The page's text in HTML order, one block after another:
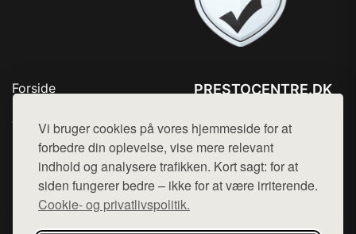
Vi bruger cookies på vores hjemmeside for at
forbedre din oplevelse, vise mere relevant
indhold og analysere trafikken. Kort sagt: for at
siden fungerer bedre – ikke for at være irriterende.
Cookie- og privatlivspolitik.
Forside
Top Rabatter
Kontakt
PRESTOCENTRE.DK
Mail: hej@want.dk
Cookie- og privatlivspolitik